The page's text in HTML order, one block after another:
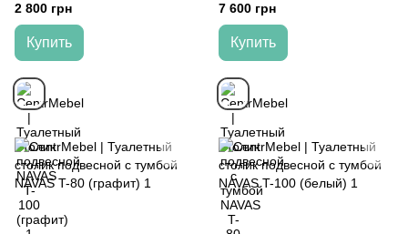
2 800 грн
Купить
7 600 грн
Купить